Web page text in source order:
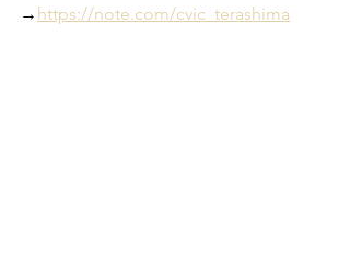
→ https://note.com/cvic_terashima